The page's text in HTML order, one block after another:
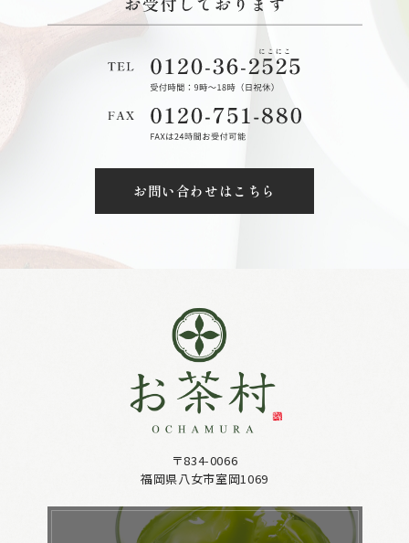
お問い合わせはこちら
〒834-0066
福岡県八女市室岡1069